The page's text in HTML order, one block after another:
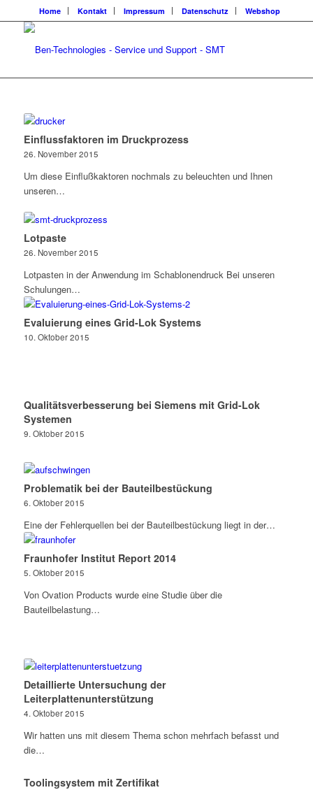
Home Kontakt Impressum Datenschutz Webshop
Einflussfaktoren im Druckprozess
26. November 2015
Um diese Einflußkaktoren nochmals zu beleuchten und Ihnen
unseren…
Lotpaste
26. November 2015
Lotpasten in der Anwendung im Schablonendruck Bei unseren
Schulungen…
Evaluierung eines Grid-Lok Systems
10. Oktober 2015
Qualitätsverbesserung bei Siemens mit Grid-Lok
Systemen
9. Oktober 2015
Problematik bei der Bauteilbestückung
6. Oktober 2015
Eine der Fehlerquellen bei der Bauteilbestückung liegt in der…
Fraunhofer Institut Report 2014
5. Oktober 2015
Von Ovation Products wurde eine Studie über die
Bauteilbelastung…
Detaillierte Untersuchung der
Leiterplattenunterstützung
4. Oktober 2015
Wir hatten uns mit diesem Thema schon mehrfach befasst und
die…
Toolingsystem mit Zertifikat